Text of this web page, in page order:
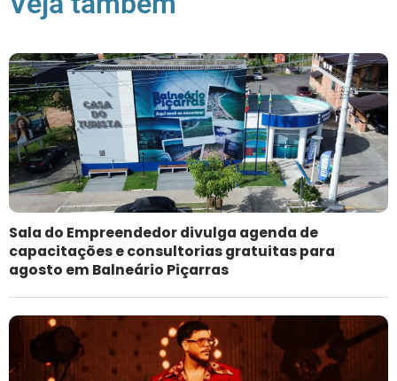
Sala do Empreendedor divulga agenda de
capacitações e consultorias gratuitas para
agosto em Balneário Piçarras